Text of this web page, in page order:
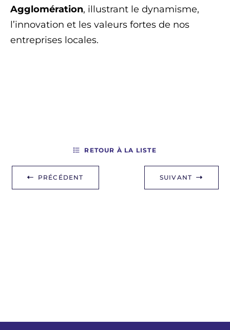
Agglomération, illustrant le dynamisme,
l’innovation et les valeurs fortes de nos
entreprises locales.
PRÉCÉDENT
RETOUR À LA LISTE
SUIVANT